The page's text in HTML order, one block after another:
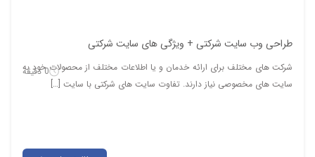
طراحی وب سایت شرکتی + ویژگی های سایت شرکتی
0 دقیقه
شرکت های مختلف برای ارائه خدمان و یا اطلاعات مختلف از محصولات خود به
سایت های مخصوصی نیاز دارند. تفاوت سایت های شرکتی با سایت […]